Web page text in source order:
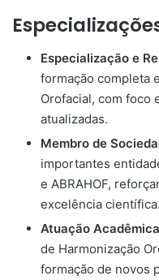
Especialização e
formação completa
Orofacial, com foco
atualizadas.
Membro de
importantes
e ABRAHOF,
excelência científica.
Atuação
de Harmonização
formação de novos